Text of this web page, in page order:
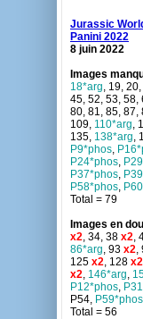
Jurassic
Panini 2022
8 juin 2022
Images
18*arg, 19,
45, 52, 53, 58,
80, 81, 85, 87,
109, 110*arg,
135, 138*arg,
P9*phos,
P24*phos,
P37*phos,
P58*phos,
Total = 79
Images en
x2, 34, 38 x2,
86*arg, 93 x2,
125 x2, 128 x2
x2, 146*arg,
P12*phos,
P54, P59*phos
Total = 56